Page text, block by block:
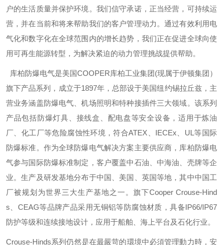
户的生活质量并保护环境。我们信守承诺，正当经营，可持续运
营，并在当前和将来帮助我们的客户管理动力。通过有效利用电
气化和数字化在全球范围内的增长趋势，我们正在促进全球向使
用可再生能源转型，为解决紧迫的动力管理挑战提供帮助。
库柏防爆电气是美国COOPER库柏工业集团(现属于伊顿集团）
旗下产品系列，成立于1897年，总部设于美国纽约锡拉丘兹，主
营业务涵盖防爆电气、机场照明和特种接插件三大领域。该系列
产品包括防爆灯具、接线盒、配电盘等安全设备，适用于炼油
厂、化工厂等危险腐蚀性环境，符合ATEX IECEx UL 等国际
防爆标准。作为全球防爆电气解决方案主要供应商，库柏防爆电
气参与国际防爆标准制定，客户覆盖中石油、中海油、壳牌等企
业。生产及研发基地分布于中国、美国、英国等地，其中中国工
厂被规划为世界三大生产基地之一。旗下Cooper Crouse-Hind
s
CEAG等品牌产品采用无铜铝等防腐蚀材质，具备IP66/IP67
防护等级和连续接地设计，应用于船舶、海上平台及石化行业。
Crouse-Hinds系列仍然是在最嚴苛的環境中必須管理動力時，安